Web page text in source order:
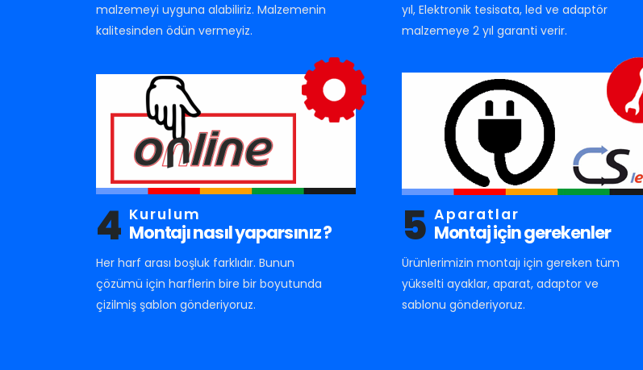
malzemeyi uyguna alabiliriz. Malzemenin
kalitesinden ödün vermeyiz.
yıl, Elektronik tesisata, led ve adaptör
malzemeye 2 yıl garanti verir.
4 Kurulum
Montajı nasıl yaparsınız ?
Her harf arası boşluk farklıdır. Bunun
çözümü için harflerin bire bir boyutunda
çizilmiş şablon gönderiyoruz.
5 Aparatlar
Montaj için gerekenler
Ürünlerimizin montajı için gereken tüm
yükselti ayaklar, aparat, adaptor ve
sablonu gönderiyoruz.